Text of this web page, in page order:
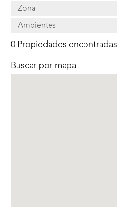
Zona
Ambientes
0 Propiedades encontradas
Buscar por mapa